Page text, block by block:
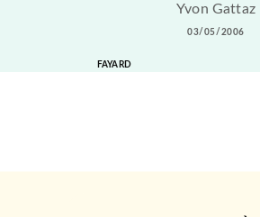
Yvon Gattaz
03/05/2006
FAYARD